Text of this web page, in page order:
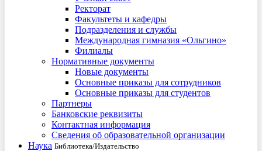
Ректорат
Факультеты и кафедры
Подразделения и службы
Международная гимназия «Ольгино»
Филиалы
Нормативные документы
Новые документы
Основные приказы для сотрудников
Основные приказы для студентов
Партнеры
Банковские реквизиты
Контактная информация
Сведения об образовательной организации
Наука Библиотека/Издательство